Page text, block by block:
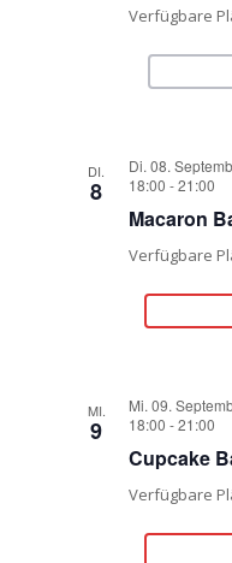
Verfügbare
DI.
8
Di. 08.
18:00 -21:00
Macaron
Verfügbare
MI.
9
Mi. 09.
18:00 -21:00
Cupcake
Verfügbare